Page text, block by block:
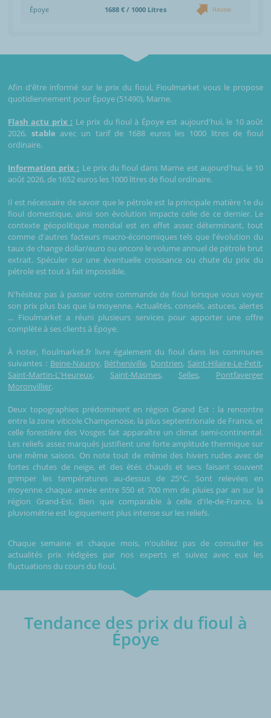
Époye 1688 € / 1000 Litres Hausse
Afin d'être informé sur le prix du fioul, Fioulmarket vous le propose
quotidiennement pour Époye (51490), Marne.
Flash actu prix : Le prix du fioul à Époye est aujourd'hui, le 10 août
2026, stable avec un tarif de 1688 euros les 1000 litres de fioul
ordinaire.
Information prix : Le prix du fioul dans Marne est aujourd'hui, le 10
août 2026, de 1652 euros les 1000 litres de fioul ordinaire.
Il est nécessaire de savoir que le pétrole est la principale matière 1e du
fioul domestique, ainsi son évolution impacte celle de ce dernier. Le
contexte géopolitique mondial est en effet assez déterminant, tout
comme d'autres facteurs macro-économiques tels que l'évolution du
taux de change dollar/euro ou encore le volume annuel de pétrole brut
extrait. Spéculer sur une éventuelle croissance ou chute du prix du
pétrole est tout à fait impossible.
N'hésitez pas à passer votre commande de fioul lorsque vous voyez
son prix plus bas que la moyenne. Actualités, conseils, astuces, alertes
... Fioulmarket a réuni plusieurs services pour apporter une offre
complète à ses clients à Époye.
À noter, fioulmarket.fr livre également du fioul dans les communes
suivantes : Beine-Nauroy, Bétheniville, Dontrien, Saint-Hilaire-Le-Petit,
Saint-Martin-L'Heureux, Saint-Masmes, Selles, Pontfaverger
Moronvillier.
Deux topographies prédominent en région Grand Est : la rencontre
entre la zone viticole Champenoise, la plus septentrionale de France, et
celle forestière des Vosges fait apparaître un climat semi-continental.
Les reliefs assez marqués justifient une forte amplitude thermique sur
une même saison. On note tout de même des hivers rudes avec de
fortes chutes de neige, et des étés chauds et secs faisant souvent
grimper les températures au-dessus de 25°C. Sont relevées en
moyenne chaque année entre 550 et 700 mm de pluies par an sur la
région Grand-Est. Bien que comparable à celle d'Ile-de-France, la
pluviométrie est logiquement plus intense sur les reliefs.
Chaque semaine et chaque mois, n'oubliez pas de consulter les
actualités prix rédigées par nos experts et suivez avec eux les
fluctuations du cours du fioul.
Tendance des prix du fioul à
Époye